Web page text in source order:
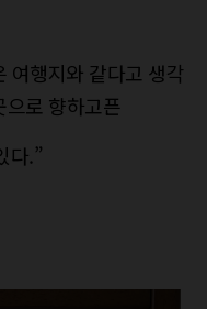
여행지와 같다고 생각
으로 향하고픈
다.”